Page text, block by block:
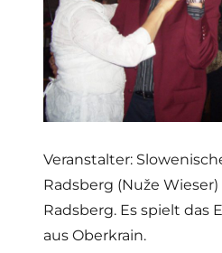
Veranstalter:
Radsberg (Nuže
Radsberg. Es spielt das
aus Oberkrain.